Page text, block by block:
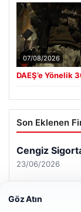
07/08/2026
DAEŞ’e Yönelik
Son Eklenen
Göz Atın